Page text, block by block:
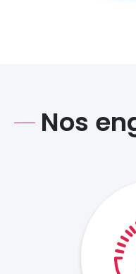
Nos